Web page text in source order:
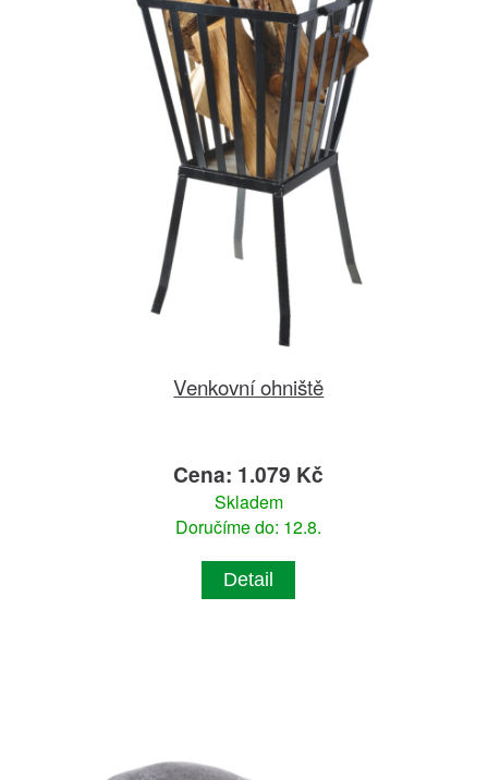
Venkovní ohniště
Cena: 1.079 Kč
Skladem
Doručíme do: 12.8.
Detail